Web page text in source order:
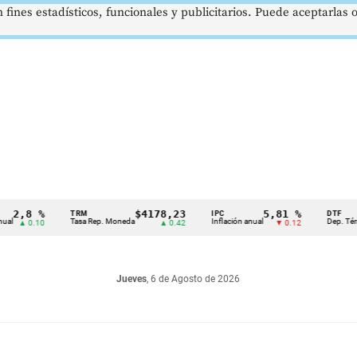
% TRM
Tasa Rep. Moneda
$4178,23
▲ 0.42
IPC
Inflación anual
5,81 %
▼ 0.12
DTF
Dep. Término
Jueves, 6 de Agosto de 2026
estadísticos, funcionales y publicitarios. Puede aceptarlas